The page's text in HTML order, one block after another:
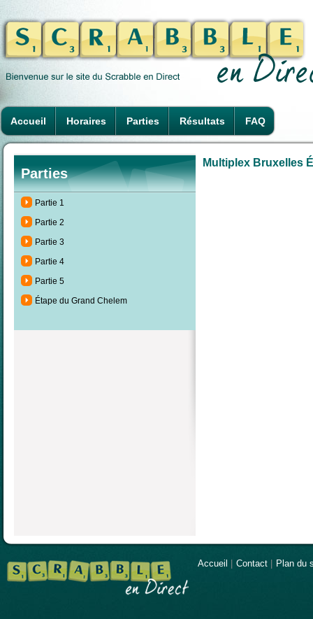
Accueil Horaires Parties Résultats FAQ
Parties
Partie 1
Partie 2
Partie 3
Partie 4
Partie 5
Étape du Grand Chelem
Multiplex Bruxelles
Accueil Contact Plan du